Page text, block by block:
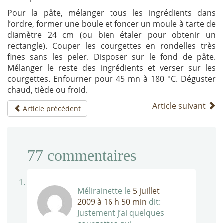
Pour la pâte, mélanger tous les ingrédients dans
l’ordre, former une boule et foncer un moule à tarte de
diamètre 24 cm (ou bien étaler pour obtenir un
rectangle). Couper les courgettes en rondelles très
fines sans les peler. Disposer sur le fond de pâte.
Mélanger le reste des ingrédients et verser sur les
courgettes. Enfourner pour 45 mn à 180 °C. Déguster
chaud, tiède ou froid.
Article précédent Article suivant
77 commentaires
Mélirainette le 5 juillet
2009 à 16 h 50 min dit:
Justement j’ai quelques